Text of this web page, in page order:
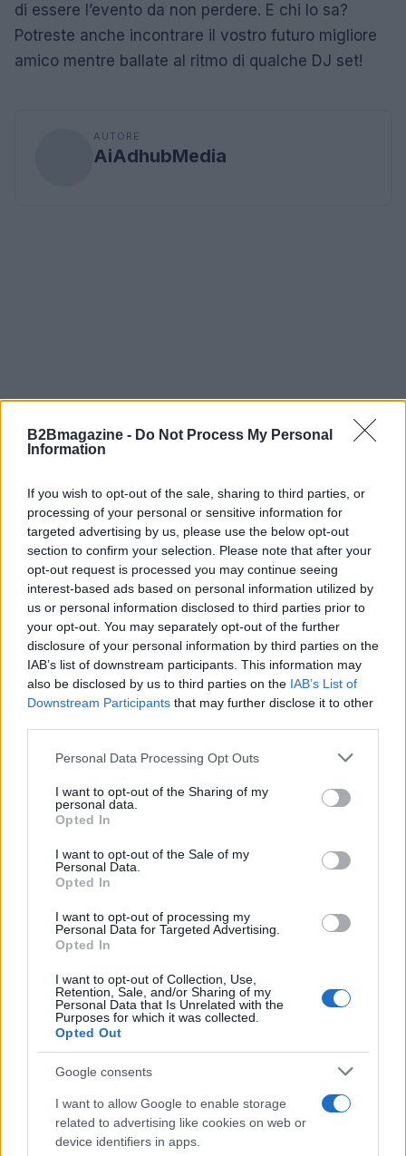
B2Bmagazine - Do Not Process My Personal
Information
If you wish to opt-out of the sale, sharing to third parties, or
processing of your personal or sensitive information for
targeted advertising by us, please use the below opt-out
section to confirm your selection. Please note that after your
opt-out request is processed you may continue seeing
interest-based ads based on personal information utilized by
us or personal information disclosed to third parties prior to
your opt-out. You may separately opt-out of the further
disclosure of your personal information by third parties on the
IAB’s list of downstream participants. This information may
also be disclosed by us to third parties on the IAB’s List of
Downstream Participants that may further disclose it to other
Please note that this website/app uses one or more Google
not limited to your visit or usage behaviour. You may click to
grant or deny consent to Google and its third-party tags to
use your data for below specified purposes in below Google
consent section.
Personal Data Processing Opt Outs
I want to opt-out of the Sharing of my
personal data.
Opted In
I want to opt-out of the Sale of my
Personal Data.
Opted In
I want to opt-out of processing my
Personal Data for Targeted Advertising.
Opted In
I want to opt-out of Collection, Use,
Retention, Sale, and/or Sharing of my
Personal Data that Is Unrelated with the
Purposes for which it was collected.
Opted Out
Google consents
I want to allow Google to enable storage
related to advertising like cookies on web or
device identifiers in apps.
di essere l’evento da non perdere. E chi lo sa?
Potreste anche incontrare il vostro futuro migliore
amico mentre ballate al ritmo di qualche DJ set!
AUTORE
AiAdhubMedia
Continua a leggere
FOCUS PMI
Scopri il Voucher Doppia Transizione 2026 per
Digitalizzazione e Sostenibilità
FOCUS PMI